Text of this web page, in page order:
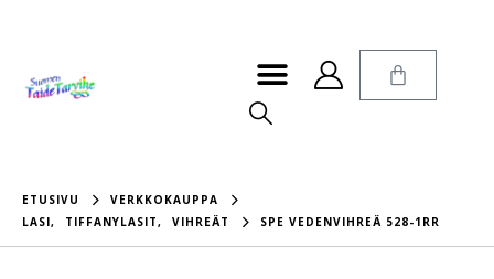
ETUSIVU
VERKKOKAUPPA
LASI, TIFFANYLASIT, VIHREÄT SPE VEDENVIHREÄ 528-1RR